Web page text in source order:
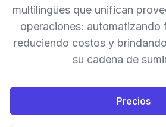
multilingües que unifican
operaciones: automatizando
reduciendo costos y
su cadena de
Precios